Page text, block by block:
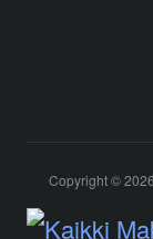
Copyright ©